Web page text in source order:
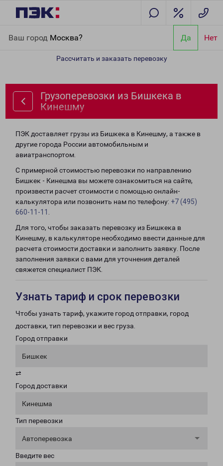
Ваш город Москва? Да Нет
Рассчитать и заказать перевозку
Грузоперевозки из Бишкека в
Кинешму
ПЭК доставляет грузы из Бишкека в Кинешму, а также в
другие города России автомобильным и
авиатранспортом.
С примерной стоимостью перевозки по направлению
Бишкек - Кинешма вы можете ознакомиться на сайте,
произвести расчет стоимости с помощью онлайн-
калькулятора или позвонить нам по телефону: +7 (495)
660-11-11
Для того, чтобы заказать перевозку из Бишкека в
Кинешму, в калькуляторе необходимо ввести данные для
расчета стоимости доставки и заполнить заявку. После
заполнения заявки с вами для уточнения деталей
свяжется специалист ПЭК.
Узнать тариф и срок перевозки
Чтобы узнать тариф, укажите город отправки, город
доставки, тип перевозки и вес груза.
Город отправки
Бишкек
⇄
Город доставки
Кинешма
Тип перевозки
Автоперевозка
Введите вес